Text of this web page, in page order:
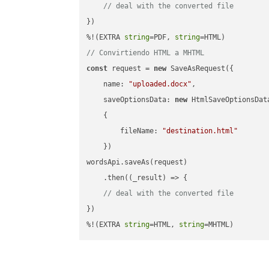
// deal with the converted file
})
%!(EXTRA string=PDF, string
// Convirtiendo HTML a MHTML
const request = new SaveAsRequest({
name: "uploaded.docx" ,
saveOptionsData: new
    {
fileName:
"destination.html"
    })
wordsApi.saveAs(request)
    .then(
( _result ) => {
// deal with the converted file
})
%!(EXTRA string=HTML, string=MHTML)